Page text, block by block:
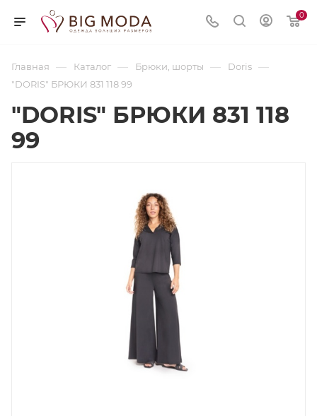
0
Главная — Каталог — Брюки, шорты — Doris —
"DORIS" БРЮКИ 831 118 99
"DORIS" БРЮКИ 831 118
99